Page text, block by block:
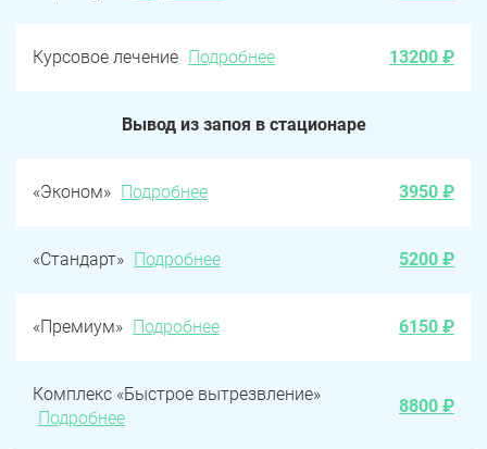
Курсовое лечение Подробнее 13200 ₽
Вывод из запоя в стационаре
«Эконом» Подробнее 3950 ₽
«Стандарт» Подробнее 5200 ₽
«Премиум» Подробнее 6150 ₽
Комплекс «Быстрое вытрезвление»
Подробнее
8800 ₽